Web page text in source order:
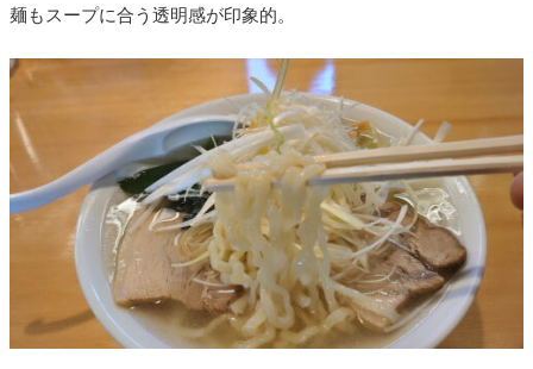
麺もスープに合う透明感が印象的。